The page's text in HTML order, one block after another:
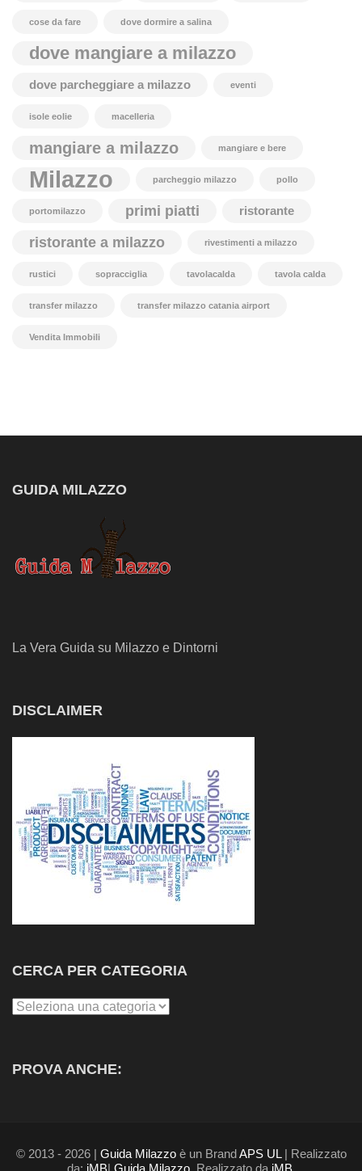
cose da fare dove dormire a salina
dove mangiare a milazzo
dove parcheggiare a milazzo eventi
isole eolie macelleria
mangiare a milazzo mangiare e bere
Milazzo parcheggio milazzo pollo
portomilazzo primi piatti ristorante
ristorante a milazzo rivestimenti a milazzo
rustici sopracciglia tavolacalda tavola calda
transfer milazzo transfer milazzo catania airport
Vendita Immobili
GUIDA MILAZZO
La Vera Guida su Milazzo e Dintorni
DISCLAIMER
CERCA PER CATEGORIA
Cerca
PROVA ANCHE:
© 2013 - 2026 | Guida Milazzo è un BrandAPS UL| Realizzato